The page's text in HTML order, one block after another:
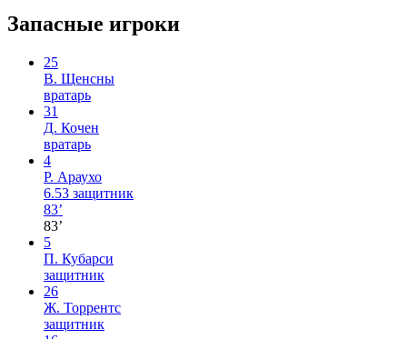
Запасные игроки
25
В. Щенсны
вратарь
31
Д. Кочен
вратарь
4
Р. Араухо
6.53 защитник
83’
83’
5
П. Кубарси
защитник
26
Ж. Торрентс
защитник